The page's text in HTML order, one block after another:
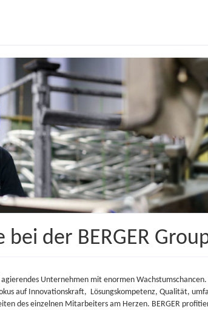
der BERGER
agierendes Unternehmen mit enormen
auf Innovationskraft, Lösungskompetenz, Qualität,
des einzelnen Mitarbeiters am Herzen. BERGER